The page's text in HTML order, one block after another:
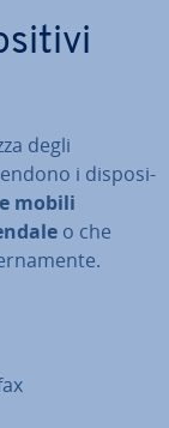
degli
i di­spo­si­
mobili
o che